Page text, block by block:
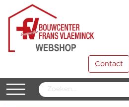
Contact